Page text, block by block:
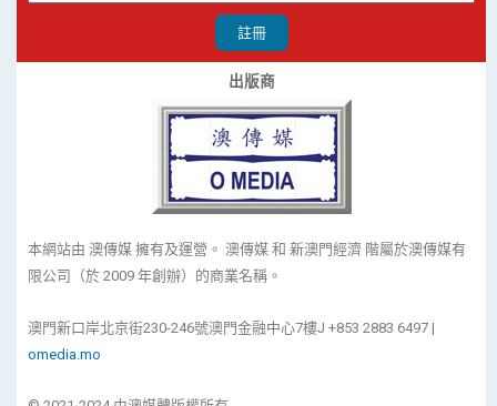
註冊
出版商
本網站由 澳傳媒 擁有及運營。 澳傳媒 和 新澳門經濟 階屬於澳傳媒有
限公司（於 2009 年創辦）的商業名稱。
澳門新口岸北京街230-246號澳門金融中心7樓J +853 2883 6497 |
omedia.mo